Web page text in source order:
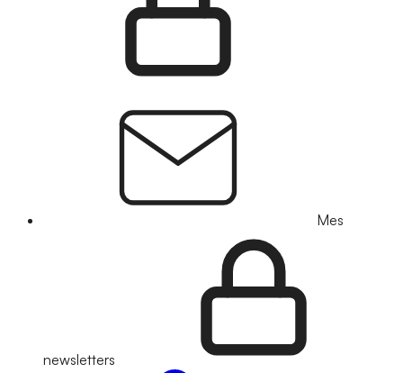
Mes
newsletters